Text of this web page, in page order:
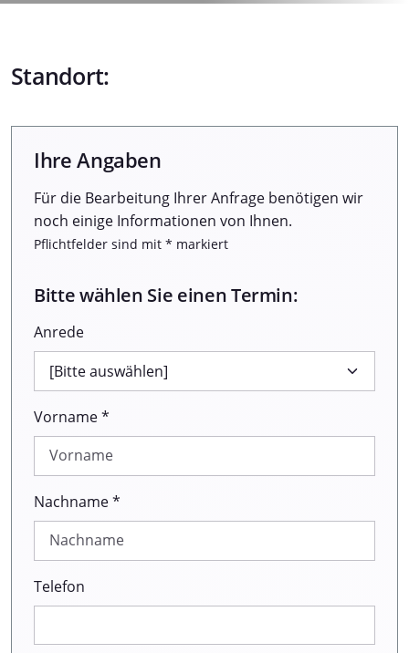
Standort:
Ihre Angaben
Für die Bearbeitung Ihrer Anfrage benötigen wir
noch einige Informationen von Ihnen.
Pflichtfelder sind mit * markiert
Bitte wählen Sie einen Termin:
Anrede
Vorname *
Nachname *
Telefon